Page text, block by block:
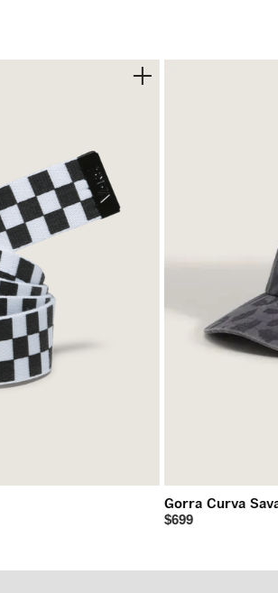
estilo. Diseñados para quienes
y movimiento
Gorra Curva
$699